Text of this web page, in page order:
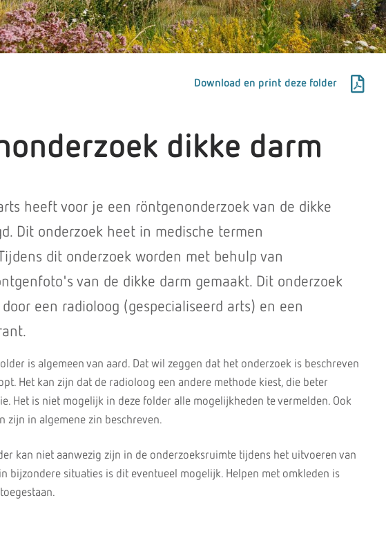
Download en print deze folder
dikke darm
heeft voor je een röntgenonderzoek van de dikke
Dit onderzoek heet in medische termen
dit onderzoek worden met behulp van
van de dikke darm gemaakt. Dit onderzoek
een radioloog (gespecialiseerd arts) en een
is algemeen van aard. Dat wil zeggen dat het onderzoek is beschreven
Het kan zijn dat de radioloog een andere methode kiest, die beter
Het is niet mogelijk in deze folder alle mogelijkheden te vermelden. Ook
zijn in algemene zin beschreven.
kan niet aanwezig zijn in de onderzoeksruimte tijdens het uitvoeren van
bijzondere situaties is dit eventueel mogelijk. Helpen met omkleden is